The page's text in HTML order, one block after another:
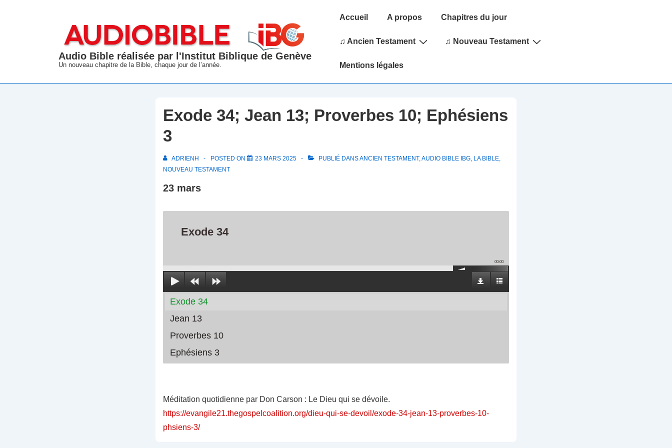
Audio Bible réalisée par l'Institut Biblique de Genève
Un nouveau chapitre de la Bible, chaque jour de l’année.
Main
Accueil A propos Chapitres du jour
♫ Ancien Testament ♫ Nouveau Testament
Mentions légales
Exode 34; Jean 13; Proverbes 10; Ephésiens
3
ADRIENH POSTED ON 23 MARS 2025 PUBLIÉ DANSANCIEN TESTAMENT,AUDIO BIBLE IBG, LA BIBLE,
NOUVEAU TESTAMENT
23 mars
Exode 34
00:00
Exode 34
Jean 13
Proverbes 10
Ephésiens 3
Méditation quotidienne par Don Carson : Le Dieu qui se dévoile.
https://evangile21.thegospelcoalition.org/dieu-qui-se-devoil/exode-34-jean-13-proverbes-10-
phsiens-3/